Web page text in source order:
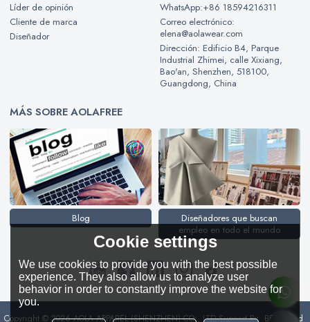
Líder de opinión
Cliente de marca
Diseñador
WhatsApp:+86 18594216311
Correo electrónico:
elena@aolawear.com
Dirección: Edificio B4, Parque
Industrial Zhimei, calle Xixiang,
Bao'an, Shenzhen, 518100,
Guangdong, China
MÁS SOBRE AOLAFREE
Blog
Diseñadores que buscan
empleo en todo el mundo
Copyright © 2026AOLA APPAREL (SHENZHEN) CO., LTDSupport By BEE Cloud
Cookie settings
We use cookies to provide you with the best possible
experience. They also allow us to analyze user
behavior in order to constantly improve the website for
you.